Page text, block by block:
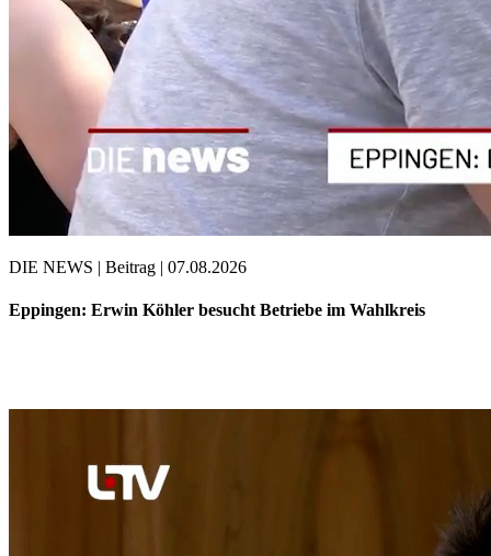
DIE NEWS | Beitrag | 07.08.2026
Eppingen: Erwin Köhler besucht Betriebe im Wahlkreis